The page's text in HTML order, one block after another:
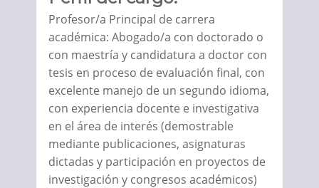
Profesor/a Principal de carrera
académica: Abogado/a con doctorado o
con maestría y candidatura a doctor con
tesis en proceso de evaluación final, con
excelente manejo de un segundo idioma,
con experiencia docente e investigativa
en el área de interés (demostrable
mediante publicaciones, asignaturas
dictadas y participación en proyectos de
investigación y congresos académicos)